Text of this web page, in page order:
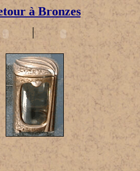
à Bronzes
|